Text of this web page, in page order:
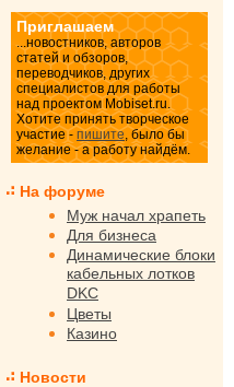
Приглашаем
...новостников, авторов
статей и обзоров,
переводчиков, других
специалистов для работы
над проектом Mobiset.ru.
Хотите принять творческое
участие - пишите, было бы
желание - а работу найдём.
На форуме
Муж начал храпеть
Для бизнеса
Динамические блоки
кабельных лотков
DKC
Цветы
Казино
Новости